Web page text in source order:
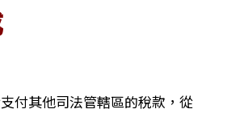
付其他司法管轄區的稅款，從